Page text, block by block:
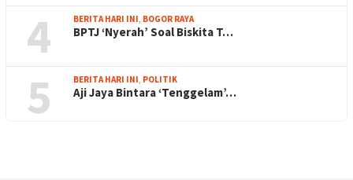
4 BERITA HARI INI BOGOR RAYA
BPTJ ‘Nyerah’ Soal Biskita T…
5 BERITA HARI INI POLITIK
Aji Jaya Bintara ‘Tenggelam’…